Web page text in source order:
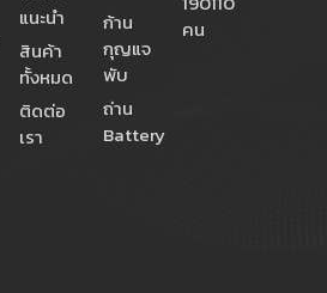
แนะนำ
สินค้า
ทั้งหมด
ติดต่อ
เรา
ก้าน
กุญแจ
พับ
ถ่าน
Battery
คน